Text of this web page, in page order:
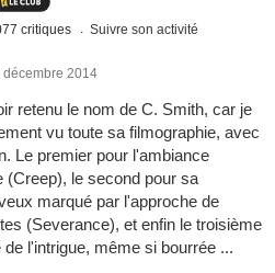
critiques Suivre son activité
décembre 2014
retenu le nom de C. Smith, car je
vu toute sa filmographie, avec
Le premier pour l'ambiance
(Creep), le second pour sa
marqué par l'approche de
(Severance), et enfin le troisième
l'intrigue, même si bourrée ...